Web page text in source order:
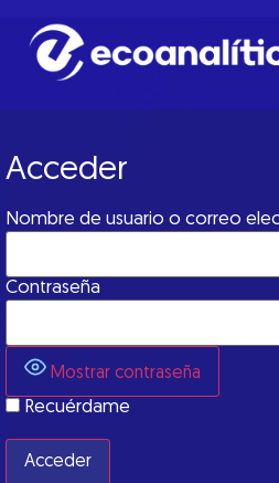
Acceder
Nombre de usuario o correo
Contraseña
Mostrar contraseña
Recuérdame